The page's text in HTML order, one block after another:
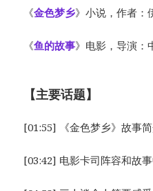
《金色梦乡》小说，作者：
《鱼的故事》电影，导演：
【主要话题】
[01:55] 《金色梦乡》故事简
[03:42] 电影卡司阵容和故